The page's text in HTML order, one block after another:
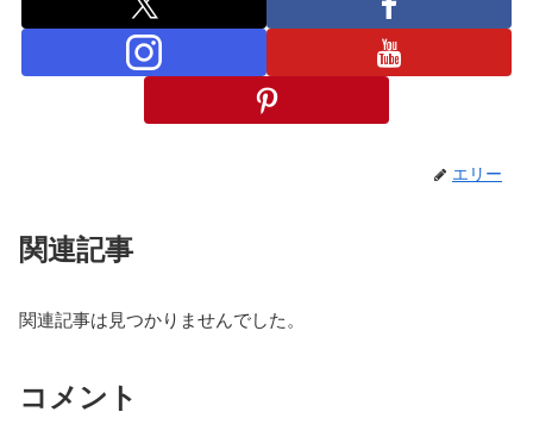
エリー
関連記事
関連記事は見つかりませんでした。
コメント